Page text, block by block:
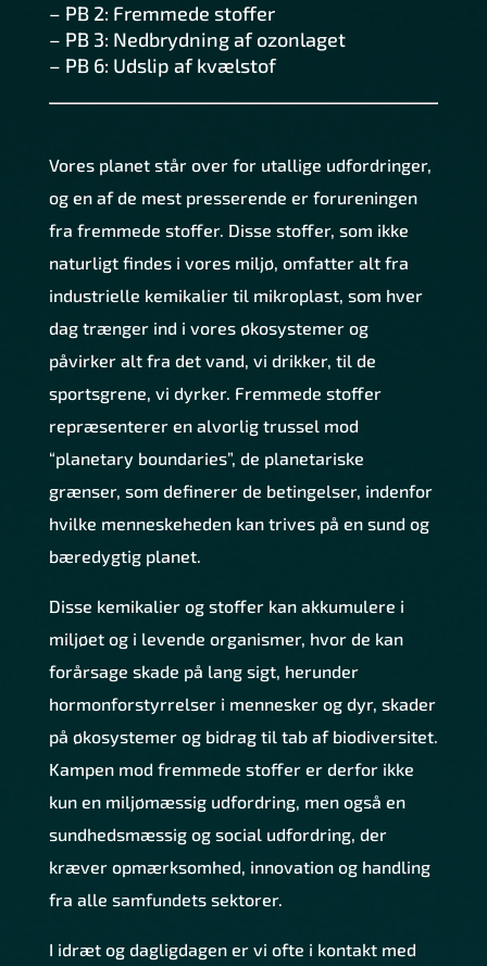
– PB 2: Fremmede stoffer
– PB 3: Nedbrydning af ozonlaget
– PB 6: Udslip af kvælstof
Vores planet står over for utallige udfordringer,
og en af de mest presserende er forureningen
fra fremmede stoffer. Disse stoffer, som ikke
naturligt findes i vores miljø, omfatter alt fra
industrielle kemikalier til mikroplast, som hver
dag trænger ind i vores økosystemer og
påvirker alt fra det vand, vi drikker, til de
sportsgrene, vi dyrker. Fremmede stoffer
repræsenterer en alvorlig trussel mod
“planetary boundaries”, de planetariske
grænser, som definerer de betingelser, indenfor
hvilke menneskeheden kan trives på en sund og
bæredygtig planet.
Disse kemikalier og stoffer kan akkumulere i
miljøet og i levende organismer, hvor de kan
forårsage skade på lang sigt, herunder
hormonforstyrrelser i mennesker og dyr, skader
på økosystemer og bidrag til tab af biodiversitet.
Kampen mod fremmede stoffer er derfor ikke
kun en miljømæssig udfordring, men også en
sundhedsmæssig og social udfordring, der
kræver opmærksomhed, innovation og handling
fra alle samfundets sektorer.
I idræt og dagligdagen er vi ofte i kontakt med